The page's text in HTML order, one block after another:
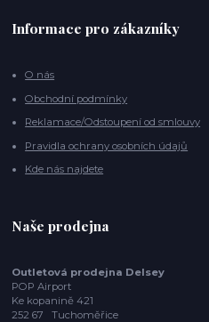
Informace pro zákazníky
O nás
Obchodní podmínky
Reklamace/Odstoupení od smlouvy
Pravidla ochrany osobních údajů
Kde nás najdete
Naše prodejna
Outletová prodejna Delsey
POP Airport
Ke kopanině 421
252 67 Tuchoměřice